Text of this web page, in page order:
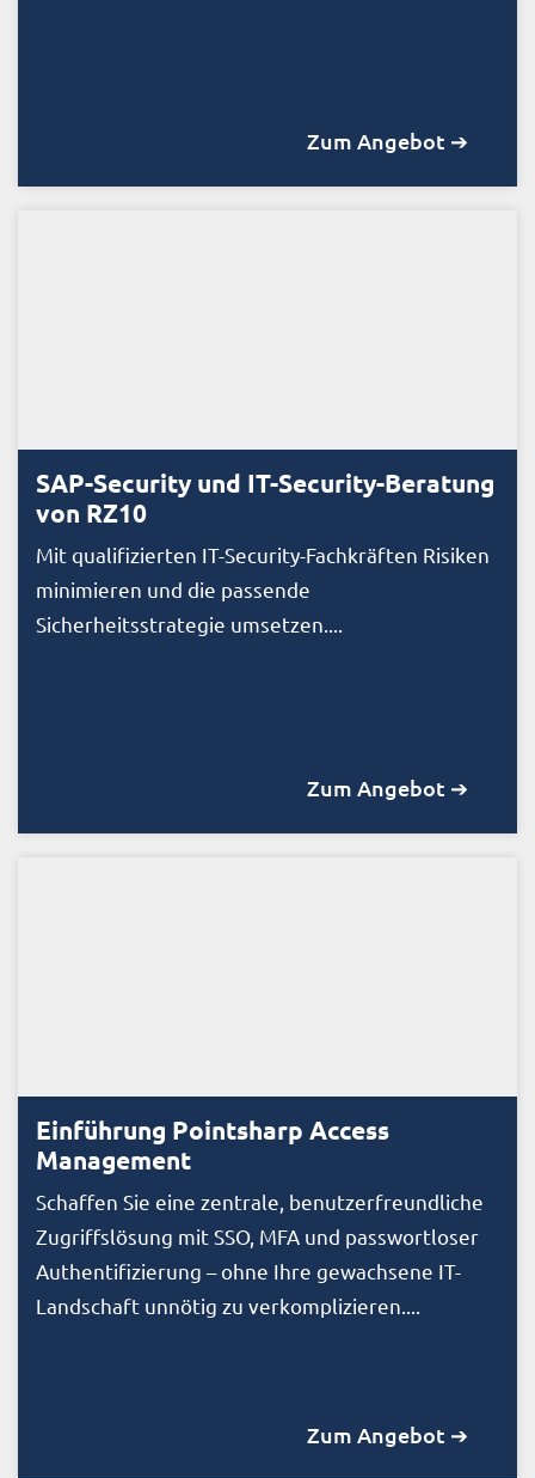
Zum Angebot ➔
SAP-Security und IT-Security-Beratung
von RZ10
Mit qualifizierten IT-Security-Fachkräften Risiken
minimieren und die passende
Sicherheitsstrategie umsetzen....
Zum Angebot ➔
Einführung Pointsharp Access
Management
Schaffen Sie eine zentrale, benutzerfreundliche
Zugriffslösung mit SSO, MFA und passwortloser
Authentifizierung – ohne Ihre gewachsene IT-
Landschaft unnötig zu verkomplizieren....
Zum Angebot ➔